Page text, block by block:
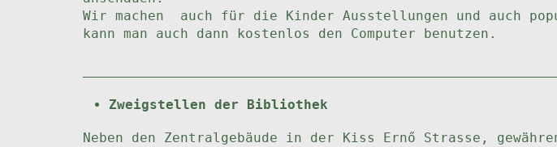
Wir machen auch für die Kinder Ausstellungen und auch
kann man auch dann kostenlos den Computer benutzen.
Zweigstellen der Bibliothek
Neben den Zentralgebäude in der Kiss Ernő Strasse,